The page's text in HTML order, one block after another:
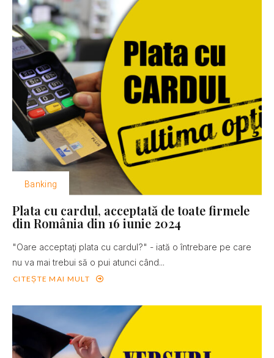
Banking
Plata cu cardul, acceptată de toate firmele
din România din 16 iunie 2024
"Oare acceptaţi plata cu cardul?" - iată o întrebare pe care
nu va mai trebui să o pui atunci când...
CITEȘTE MAI MULT